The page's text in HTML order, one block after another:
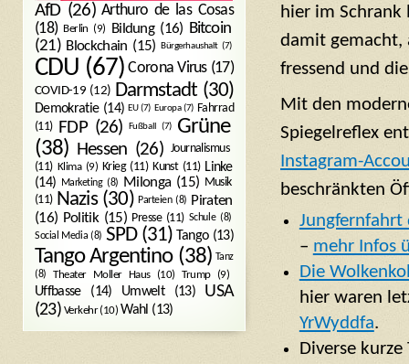
hier im
damit gemacht,
fressend und
Mit den
Spiegelreflex
Instagram-
beschränkten
Jungfernfahrt
– mehr Infos
Die
hier waren
YrWyddfa.
Diverse kurze
AfD(26) Arthuro de las Cosas
(18) Berlin (9) Bildung(16) Bitcoin
(21) Blockchain (15) Bürgerhaushalt (7)
CDU (67) Corona Virus(17)
COVID-19 (12) Darmstadt (30)
Demokratie(14) EU(7) Europa(7) Fahrrad
(11)
FDP(26) Fußball (7)
Grüne
(38) Hessen (26) Journalismus
(11) Klima(9) Krieg(11) Kunst(11) Linke
(14) Marketing(8) Milonga(15) Musik
(11) Nazis(30) Parteien(8) Piraten
(16) Politik(15) Presse(11) Schule(8)
Social Media (8) SPD(31) Tango(13)
Tango Argentino(38) Tanz
(8)
Theater Moller Haus(10) Trump(9)
Uffbasse(14) Umwelt(13)
USA
(23) Verkehr(10) Wahl (13)